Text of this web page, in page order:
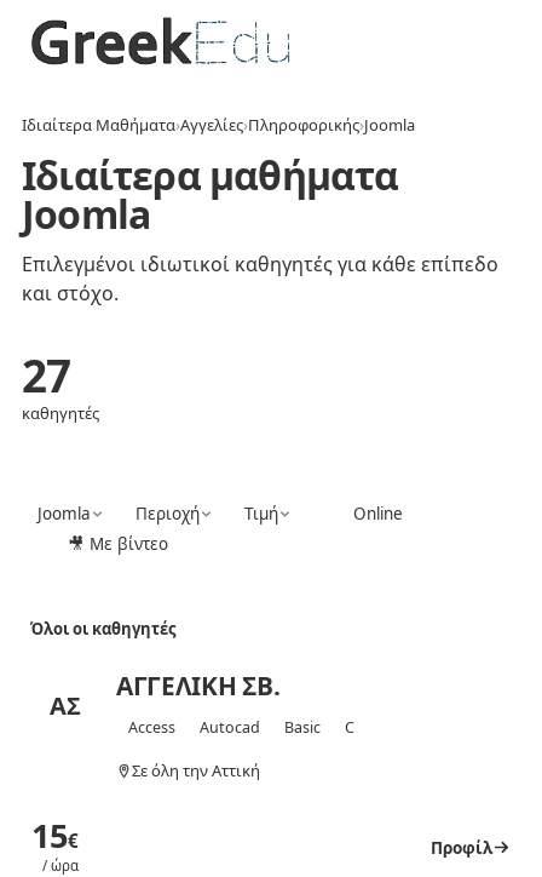
Ιδιαίτερα Μαθήματα›Αγγελίες›Πληροφορικής›Joomla
Ιδιαίτερα μαθήματα
Joomla
Επιλεγμένοι ιδιωτικοί καθηγητές για κάθε επίπεδο
και στόχο.
27
καθηγητές
Joomla Περιοχή Τιμή
Online
🎥 Με βίντεο
Όλοι οι καθηγητές
ΑΣ
ΑΓΓΕΛΙΚΗ ΣΒ.
Access Autocad Basic C
Σε όλη την Αττική
15€
/ ώρα
Προφίλ